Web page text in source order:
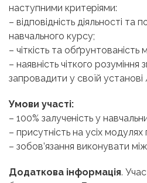
наступними критеріями:
– відповідність діяльності та
навчального курсу;
– чіткість та обґрунтованість
– наявність чіткого розуміння
запровадити у своїй установі
Умови участі:
– 100% залученість у
– присутність на усіх
– зобов’язання виконувати
Додаткова інформація.